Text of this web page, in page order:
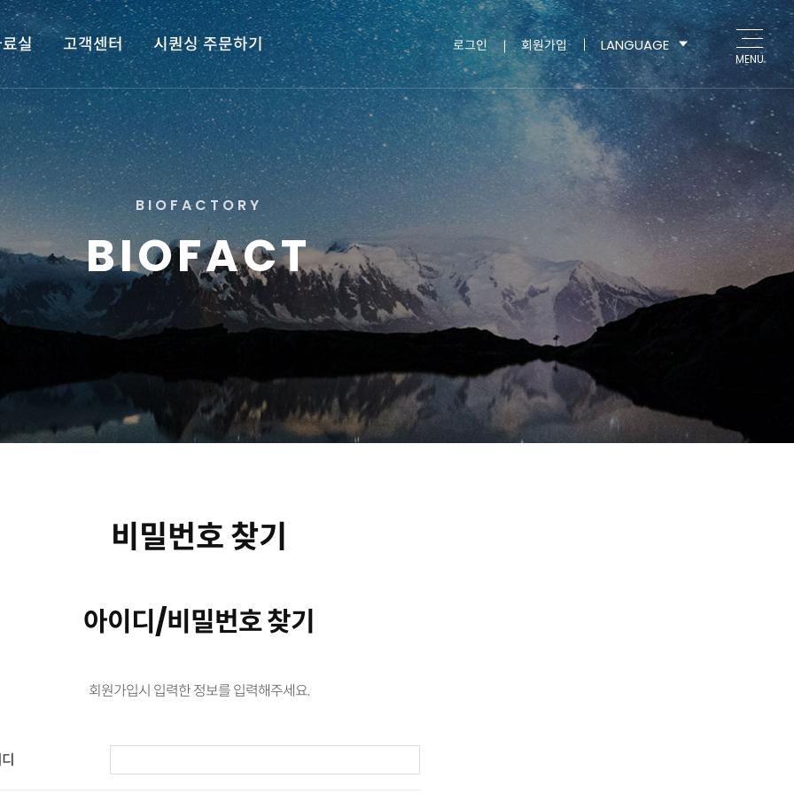
실 고객센터 시퀀싱 주문하기 로그인 회원가입 LANGUAGE
MENU
BIO FAC T O RY
BIOFACT
비밀번호 찾기
아이디/비밀번호 찾기
회원가입시 입력한 정보를 입력해주세요.